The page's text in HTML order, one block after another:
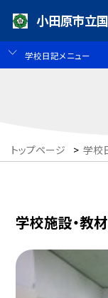
小田原市立
学校日記メニュー
トップページ > 学校
学校施設・教